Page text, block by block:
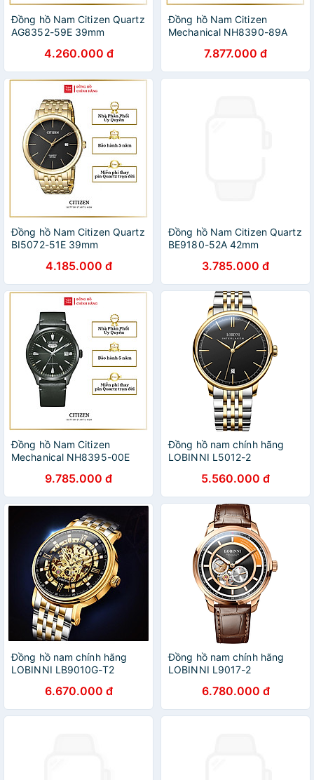
Đồng hồ Nam Citizen Quartz
AG8352-59E 39mm
4.260.000 đ
Đồng hồ Nam Citizen
Mechanical NH8390-89A
7.877.000 đ
Đồng hồ Nam Citizen Quartz
BI5072-51E 39mm
4.185.000 đ
Đồng hồ Nam Citizen Quartz
BE9180-52A 42mm
3.785.000 đ
Đồng hồ Nam Citizen
Mechanical NH8395-00E
9.785.000 đ
Đồng hồ nam chính hãng
LOBINNI L5012-2
5.560.000 đ
Đồng hồ nam chính hãng
LOBINNI LB9010G-T2
6.670.000 đ
Đồng hồ nam chính hãng
LOBINNI L9017-2
6.780.000 đ